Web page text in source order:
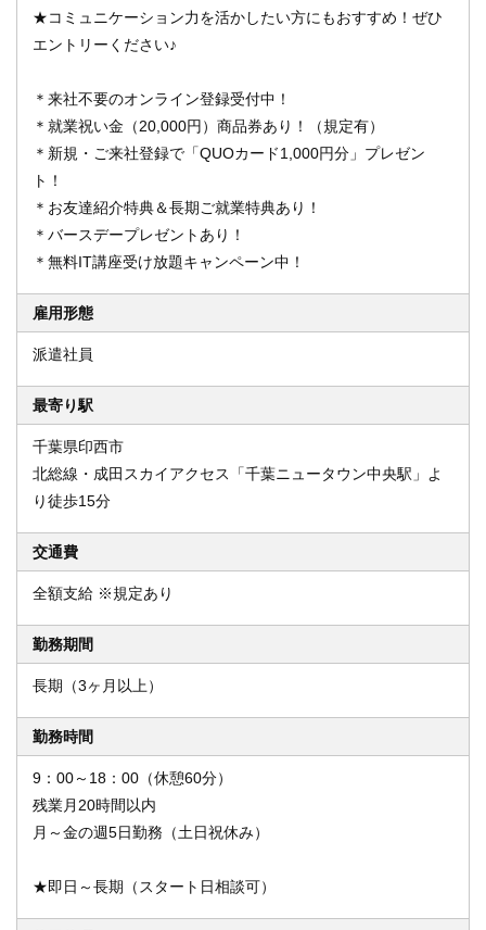
★コミュニケーション力を活かしたい方にもおすすめ！ぜひ
エントリーください♪
＊来社不要のオンライン登録受付中！
＊就業祝い金（20,000円）商品券あり！（規定有）
＊新規・ご来社登録で「QUOカード1,000円分」プレゼン
ト！
＊お友達紹介特典＆長期ご就業特典あり！
＊バースデープレゼントあり！
＊無料IT講座受け放題キャンペーン中！
雇用形態
派遣社員
最寄り駅
千葉県印西市
北総線・成田スカイアクセス「千葉ニュータウン中央駅」よ
り徒歩15分
交通費
全額支給 ※規定あり
勤務期間
長期（3ヶ月以上）
勤務時間
9：00～18：00（休憩60分）
残業月20時間以内
月～金の週5日勤務（土日祝休み）
★即日～長期（スタート日相談可）